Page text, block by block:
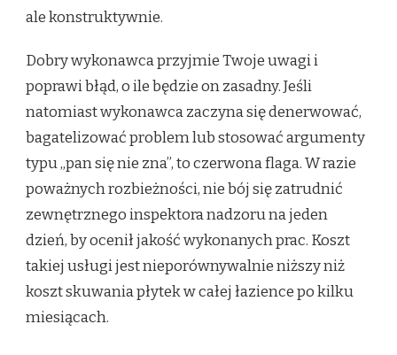
ale konstruktywnie.
Dobry wykonawca przyjmie Twoje uwagi i
poprawi błąd, o ile będzie on zasadny. Jeśli
natomiast wykonawca zaczyna się denerwować,
bagatelizować problem lub stosować argumenty
typu „pan się nie zna”, to czerwona flaga. W razie
poważnych rozbieżności, nie bój się zatrudnić
zewnętrznego inspektora nadzoru na jeden
dzień, by ocenił jakość wykonanych prac. Koszt
takiej usługi jest nieporównywalnie niższy niż
koszt skuwania płytek w całej łazience po kilku
miesiącach.